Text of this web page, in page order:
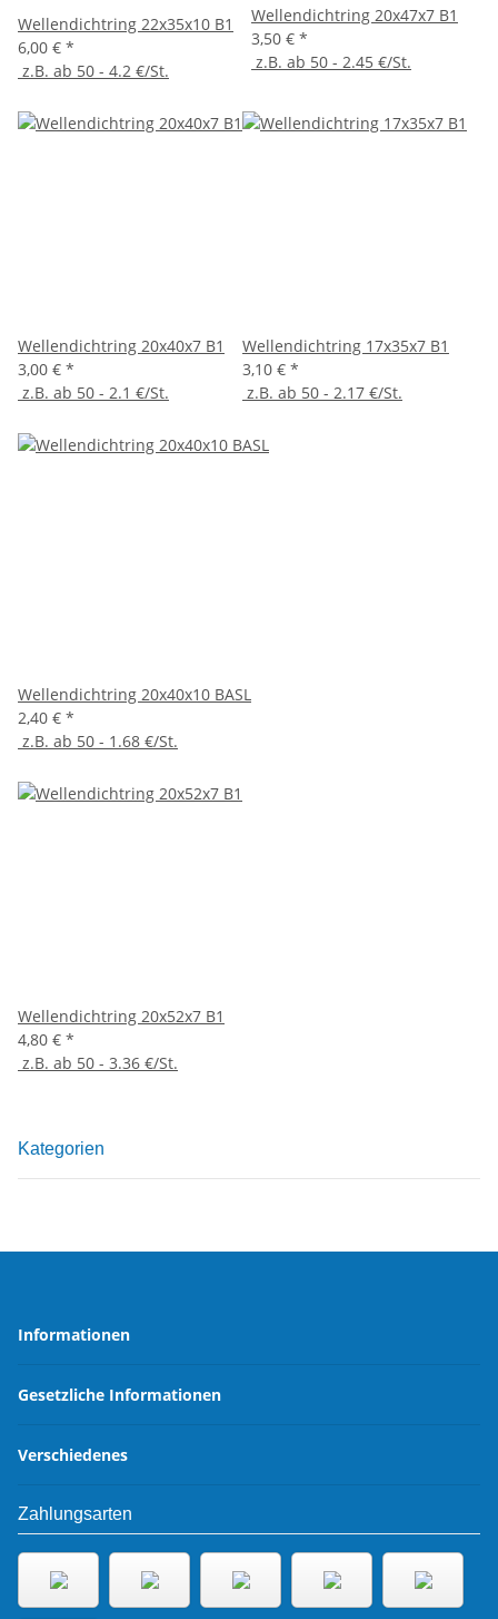
Wellendichtring 22x35x10 B1
6,00 € *
z.B. ab 50 - 4.2 €/St.
Wellendichtring 20x47x7 B1
3,50 € *
z.B. ab 50 - 2.45 €/St.
Wellendichtring 20x40x7 B1
3,00 € *
z.B. ab 50 - 2.1 €/St.
Wellendichtring 17x35x7 B1
3,10 € *
z.B. ab 50 - 2.17 €/St.
Wellendichtring 20x40x10 BASL
2,40 € *
z.B. ab 50 - 1.68 €/St.
Wellendichtring 20x52x7 B1
4,80 € *
z.B. ab 50 - 3.36 €/St.
Kategorien
Informationen
Gesetzliche Informationen
Verschiedenes
Zahlungsarten